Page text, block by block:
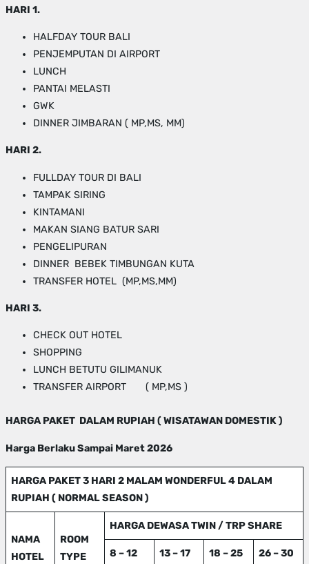
HARI 1.
HALFDAY TOUR BALI
PENJEMPUTAN DI AIRPORT
LUNCH
PANTAI MELASTI
GWK
DINNER JIMBARAN ( MP,MS, MM)
HARI 2.
FULLDAY TOUR DI BALI
TAMPAK SIRING
KINTAMANI
MAKAN SIANG BATUR SARI
PENGELIPURAN
DINNER BEBEK TIMBUNGAN KUTA
TRANSFER HOTEL (MP,MS,MM)
HARI 3.
CHECK OUT HOTEL
SHOPPING
LUNCH BETUTU GILIMANUK
TRANSFER AIRPORT ( MP,MS )
HARGA PAKET DALAM RUPIAH ( WISATAWAN DOMESTIK )
Harga Berlaku Sampai Maret 2026
HARGA PAKET 3 HARI 2 MALAM WONDERFUL 4 DALAM
RUPIAH ( NORMAL SEASON )
NAMA
HOTEL
ROOM
TYPE
HARGA DEWASA TWIN / TRP SHARE
8 – 12
13 – 17
18 – 25
26 – 30